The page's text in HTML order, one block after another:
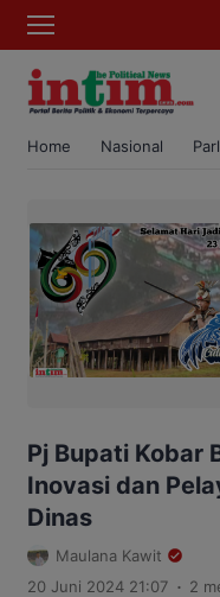
Home Nasional
Pj Bupati Kobar
Inovasi dan
Dinas
Maulana Kawit
20 Juni 2024 21:07 . 2